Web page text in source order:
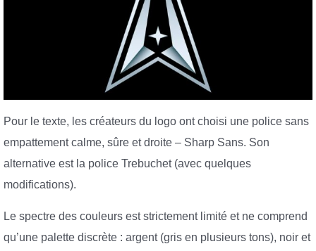
Pour le texte, les créateurs du logo ont choisi une police sans
empattement calme, sûre et droite – Sharp Sans. Son
alternative est la police Trebuchet (avec quelques
modifications).
Le spectre des couleurs est strictement limité et ne comprend
qu’une palette discrète : argent (gris en plusieurs tons), noir et